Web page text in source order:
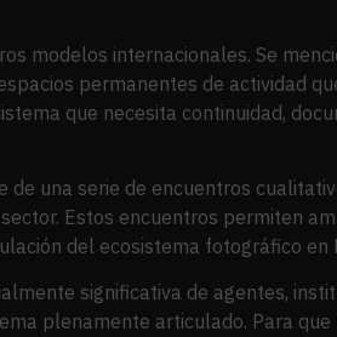
modelos internacionales. Se
permanentes de actividad
que necesita continuidad,
una serie de encuentros
Estos encuentros permiten
del ecosistema fotográfico en
significativa de agentes,
plenamente articulado. Para